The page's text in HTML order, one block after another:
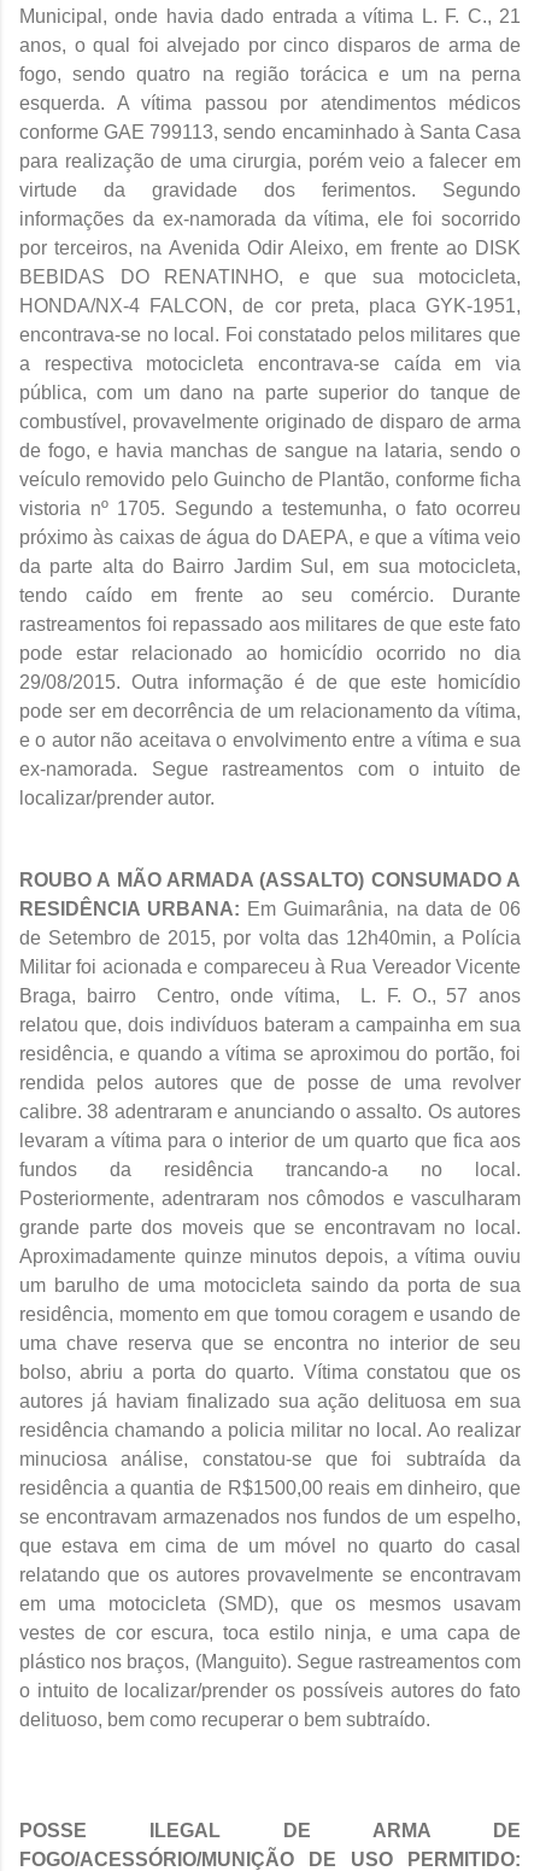
Municipal, onde havia dado entrada a vítima L. F. C., 21
anos, o qual foi alvejado por cinco disparos de arma de
fogo, sendo quatro na região torácica e um na perna
esquerda. A vítima passou por atendimentos médicos
conforme GAE 799113, sendo encaminhado à Santa Casa
para realização de uma cirurgia, porém veio a falecer em
virtude da gravidade dos ferimentos. Segundo
informações da ex-namorada da vítima, ele foi socorrido
por terceiros, na Avenida Odir Aleixo, em frente ao DISK
BEBIDAS DO RENATINHO, e que sua motocicleta,
HONDA/NX-4 FALCON, de cor preta, placa GYK-1951,
encontrava-se no local. Foi constatado pelos militares que
a respectiva motocicleta encontrava-se caída em via
pública, com um dano na parte superior do tanque de
combustível, provavelmente originado de disparo de arma
de fogo, e havia manchas de sangue na lataria, sendo o
veículo removido pelo Guincho de Plantão, conforme ficha
vistoria nº 1705. Segundo a testemunha, o fato ocorreu
próximo às caixas de água do DAEPA, e que a vítima veio
da parte alta do Bairro Jardim Sul, em sua motocicleta,
tendo caído em frente ao seu comércio. Durante
rastreamentos foi repassado aos militares de que este fato
pode estar relacionado ao homicídio ocorrido no dia
29/08/2015. Outra informação é de que este homicídio
pode ser em decorrência de um relacionamento da vítima,
e o autor não aceitava o envolvimento entre a vítima e sua
ex-namorada. Segue rastreamentos com o intuito de
localizar/prender autor.
ROUBO A MÃO ARMADA (ASSALTO) CONSUMADO A
RESIDÊNCIA URBANA: Em Guimarânia, na data de 06
de Setembro de 2015, por volta das 12h40min, a Polícia
Militar foi acionada e compareceu à Rua Vereador Vicente
Braga, bairro Centro, onde vítima, L. F. O., 57 anos
relatou que, dois indivíduos bateram a campainha em sua
residência, e quando a vítima se aproximou do portão, foi
rendida pelos autores que de posse de uma revolver
calibre. 38 adentraram e anunciando o assalto. Os autores
levaram a vítima para o interior de um quarto que fica aos
fundos da residência trancando-a no local.
Posteriormente, adentraram nos cômodos e vasculharam
grande parte dos moveis que se encontravam no local.
Aproximadamente quinze minutos depois, a vítima ouviu
um barulho de uma motocicleta saindo da porta de sua
residência, momento em que tomou coragem e usando de
uma chave reserva que se encontra no interior de seu
bolso, abriu a porta do quarto. Vítima constatou que os
autores já haviam finalizado sua ação delituosa em sua
residência chamando a policia militar no local. Ao realizar
minuciosa análise, constatou-se que foi subtraída da
residência a quantia de R$1500,00 reais em dinheiro, que
se encontravam armazenados nos fundos de um espelho,
que estava em cima de um móvel no quarto do casal
relatando que os autores provavelmente se encontravam
em uma motocicleta (SMD), que os mesmos usavam
vestes de cor escura, toca estilo ninja, e uma capa de
plástico nos braços, (Manguito). Segue rastreamentos com
o intuito de localizar/prender os possíveis autores do fato
delituoso, bem como recuperar o bem subtraído.
POSSE ILEGAL DE ARMA DE
FOGO/ACESSÓRIO/MUNIÇÃO DE USO PERMITIDO: